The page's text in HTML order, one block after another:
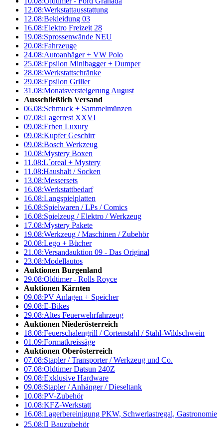
12.08:Werkstattausstattung
12.08:Bekleidung 03
16.08:Elektro Freizeit 28
19.08:Sprossenwände NEU
20.08:Fahrzeuge
24.08:Autoanhäger + VW Polo
25.08:Epsilon Minibagger + Dumper
28.08:Werkstattschränke
29.08:Epsilon Griller
31.08:Monatsversteigerung August
Ausschließlich Versand
06.08:Schmuck + Sammelmünzen
07.08:Lagerrest XXVI
09.08:Erben Luxury
09.08:Kupfer Geschirr
09.08:Bosch Werkzeug
10.08:Mystery Boxen
11.08:L´oreal + Mystery
11.08:Haushalt / Socken
13.08:Messersets
16.08:Werkstattbedarf
16.08:Langspielplatten
16.08:Spielwaren / LPs / Comics
16.08:Spielzeug / Elektro / Werkzeug
17.08:Mystery Pakete
19.08:Werkzeug / Maschinen / Zubehör
20.08:Lego + Bücher
21.08:Versandauktion 09 - Das Original
23.08:Modellautos
Auktionen Burgenland
29.08:Oldtimer - Rolls Royce
Auktionen Kärnten
09.08:PV Anlagen + Speicher
09.08:E-Bikes
29.08:Altes Feuerwehrfahrzeug
Auktionen Niederösterreich
18.08:Feuerschalengrill / Cortenstahl / Stahl-Wildschwein
01.09:Formatkreissäge
Auktionen Oberösterreich
07.08:Stapler / Transporter / Werkzeug und Co.
07.08:Oldtimer Datsun 240Z
09.08:Exklusive Hardware
09.08:Stapler / Anhänger / Dieseltank
10.08:PV-Zubehör
10.08:KFZ-Werkstatt
16.08:Lagerbereinigung PKW, Schwerlastregal, Gastronomie
25.08: Bauzubehör